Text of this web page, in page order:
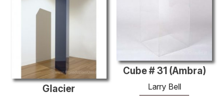
Cube # 31 (Ambra)
Larry Bell
Glacier